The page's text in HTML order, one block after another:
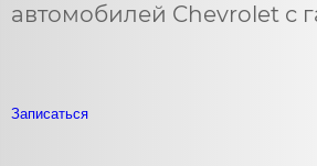
автомобилей Chevrolet с
Записаться